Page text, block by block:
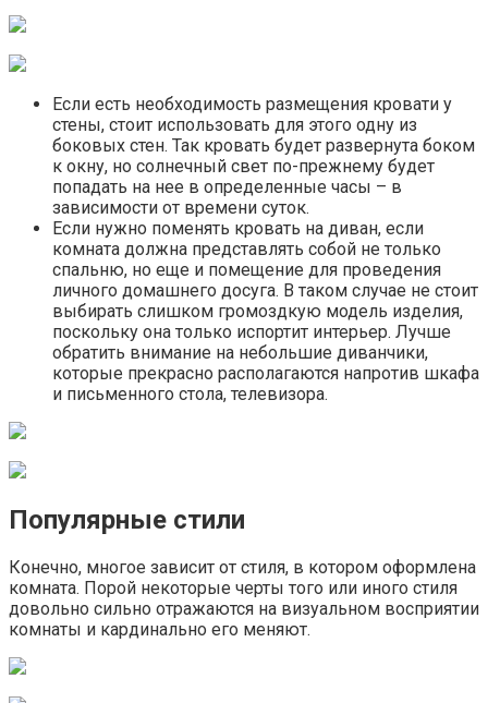
Если есть необходимость размещения кровати у
стены, стоит использовать для этого одну из
боковых стен. Так кровать будет развернута боком
к окну, но солнечный свет по-прежнему будет
попадать на нее в определенные часы – в
зависимости от времени суток.
Если нужно поменять кровать на диван, если
комната должна представлять собой не только
спальню, но еще и помещение для проведения
личного домашнего досуга. В таком случае не стоит
выбирать слишком громоздкую модель изделия,
поскольку она только испортит интерьер. Лучше
обратить внимание на небольшие диванчики,
которые прекрасно располагаются напротив шкафа
и письменного стола, телевизора.
Популярные стили
Конечно, многое зависит от стиля, в котором оформлена
комната. Порой некоторые черты того или иного стиля
довольно сильно отражаются на визуальном восприятии
комнаты и кардинально его меняют.